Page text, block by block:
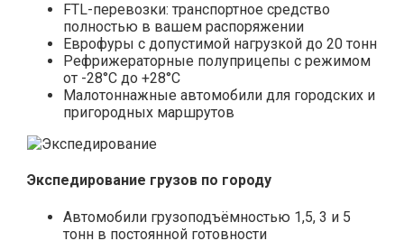
FTL-перевозки: транспортное средство
полностью в вашем распоряжении
Еврофуры с допустимой нагрузкой до 20 тонн
Рефрижераторные полуприцепы с режимом
от -28°С до +28°С
Малотоннажные автомобили для городских и
пригородных маршрутов
Экспедирование грузов по городу
Автомобили грузоподъёмностью 1,5, 3 и 5
тонн в постоянной готовности